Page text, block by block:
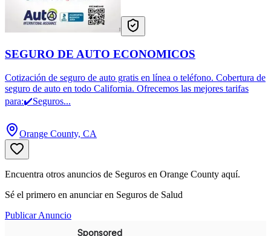
SEGURO DE AUTO ECONOMICOS
Cotización de seguro de auto gratis en línea o teléfono. Cobertura de
seguro de auto en todo California. Ofrecemos las mejores tarifas
para:✔️Seguros...
Orange County, CA
Encuentra otros anuncios de Seguros en Orange County aquí.
Sé el primero en anunciar en Seguros de Salud
Publicar Anuncio